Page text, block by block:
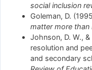
social inclusion
Goleman, D.
matter more than
Johnson, D. W.,
resolution and
and secondary